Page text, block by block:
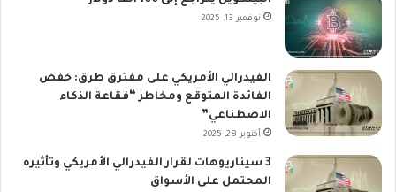
نوفمبر 13, 2025
الفيدرالي الأمريكي على مفترق طرق: خفض
الفائدة المتوقع ومخاطر “فقاعة الذكاء
الاصطناعي”
أكتوبر 28, 2025
3 سيناريوهات لقرار الفيدرالي الأمريكي وتأثيره
المحتمل على الأسواق